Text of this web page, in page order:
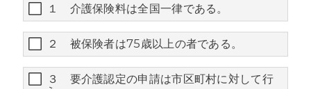
１ 介護保険料は全国一律である。
２ 被保険者は75歳以上の者である。
３ 要介護認定の申請は市区町村に対して行